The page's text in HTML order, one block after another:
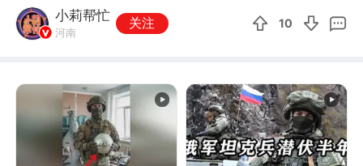
小莉帮忙
河南
关注 10